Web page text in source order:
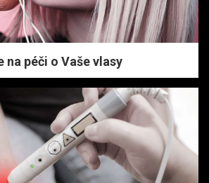
na péči o Vaše vlasy